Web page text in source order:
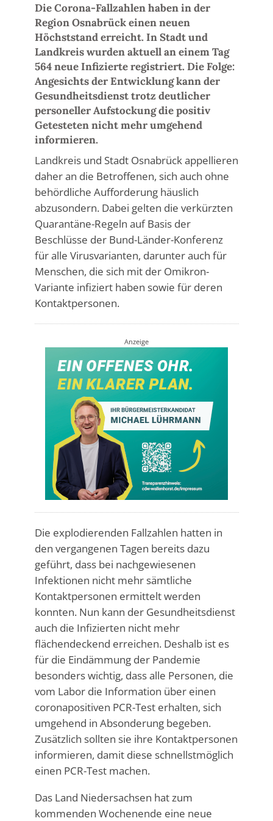
Die Corona-Fallzahlen haben in der
Region Osnabrück einen neuen
Höchststand erreicht. In Stadt und
Landkreis wurden aktuell an einem Tag
564 neue Infizierte registriert. Die Folge:
Angesichts der Entwicklung kann der
Gesundheitsdienst trotz deutlicher
personeller Aufstockung die positiv
Getesteten nicht mehr umgehend
informieren.
Landkreis und Stadt Osnabrück appellieren
daher an die Betroffenen, sich auch ohne
behördliche Aufforderung häuslich
abzusondern. Dabei gelten die verkürzten
Quarantäne-Regeln auf Basis der
Beschlüsse der Bund-Länder-Konferenz
für alle Virusvarianten, darunter auch für
Menschen, die sich mit der Omikron-
Variante infiziert haben sowie für deren
Kontaktpersonen.
Anzeige
Die explodierenden Fallzahlen hatten in
den vergangenen Tagen bereits dazu
geführt, dass bei nachgewiesenen
Infektionen nicht mehr sämtliche
Kontaktpersonen ermittelt werden
konnten. Nun kann der Gesundheitsdienst
auch die Infizierten nicht mehr
flächendeckend erreichen. Deshalb ist es
für die Eindämmung der Pandemie
besonders wichtig, dass alle Personen, die
vom Labor die Information über einen
coronapositiven PCR-Test erhalten, sich
umgehend in Absonderung begeben.
Zusätzlich sollten sie ihre Kontaktpersonen
informieren, damit diese schnellstmöglich
einen PCR-Test machen.
Das Land Niedersachsen hat zum
kommenden Wochenende eine neue